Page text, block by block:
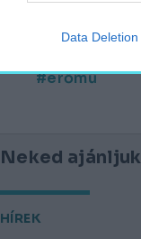
Data Deletion
erőmű
Neked ajánljuk
HÍREK